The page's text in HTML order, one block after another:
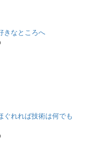
きなところへ
ぐれれば技術は何でも